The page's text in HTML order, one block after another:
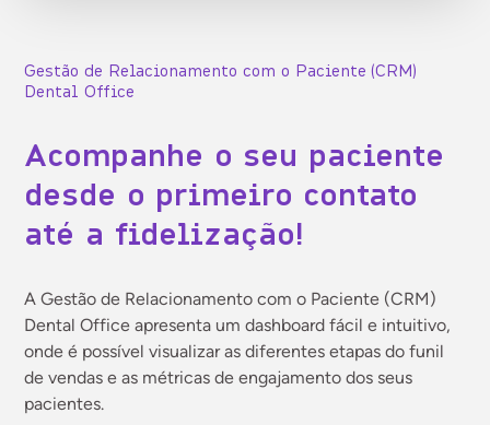
Gestão de Relacionamento com o Paciente (CRM)
Dental Office
Acompanhe o seu paciente
desde o primeiro contato
até a fidelização!
A Gestão de Relacionamento com o Paciente (CRM)
Dental Office apresenta um dashboard fácil e intuitivo,
onde é possível visualizar as diferentes etapas do funil
de vendas e as métricas de engajamento dos seus
pacientes.